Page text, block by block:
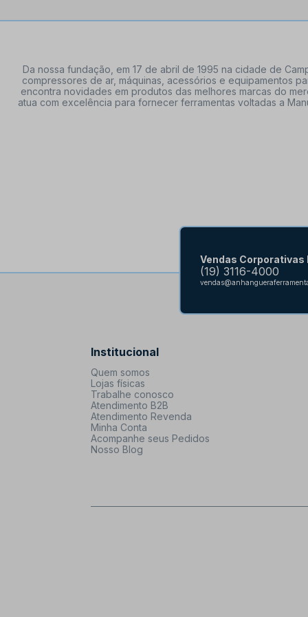
Da nossa fundação, em 17 de abril de 1995 na cidade de
compressores de ar, máquinas, acessórios e equipamentos
encontra novidades em produtos das melhores marcas do
atua com excelência para fornecer ferramentas voltadas a
Vendas Corporativas
(19) 3116-4000
Institucional
Quem somos
Lojas físicas
Trabalhe conosco
Atendimento B2B
Atendimento Revenda
Minha Conta
Acompanhe seus Pedidos
Nosso Blog